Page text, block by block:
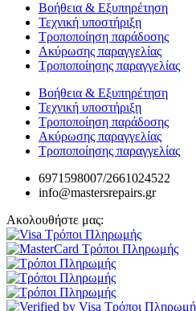
Βοήθεια & Εξυπηρέτηση
Τεχνική υποστήριξη
Τροποποίηση παράδοσης
Ακύρωσης παραγγελίας
Τροποποίησης παραγγελίας
Βοήθεια & Εξυπηρέτηση
Τεχνική υποστήριξη
Τροποποίηση παράδοσης
Ακύρωσης παραγγελίας
Τροποποίησης παραγγελίας
6971598007/2661024522
info@mastersrepairs.gr
Ακολουθήστε μας: